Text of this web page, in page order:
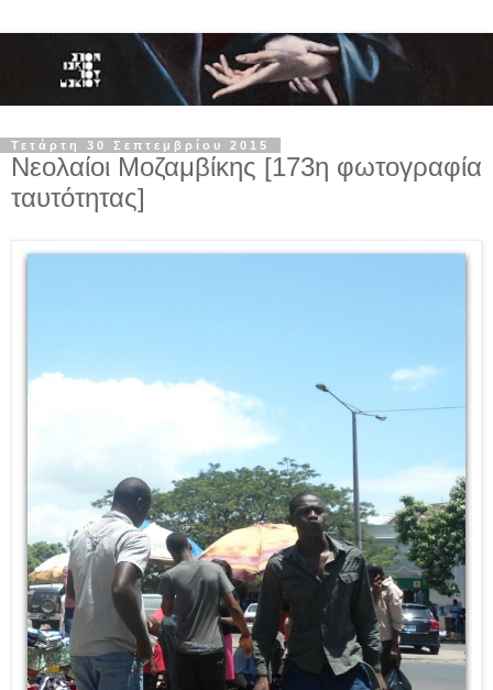
Τετάρτη 30 Σεπτεμβρίου 2015
Νεολαίοι Μοζαμβίκης [173η φωτογραφία
ταυτότητας]